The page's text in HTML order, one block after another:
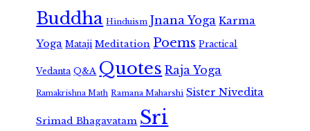
Buddha Hinduism Jnana Yoga Karma
Yoga Mataji Meditation Poems Practical
Vedanta Q&A Quotes Raja Yoga
Ramakrishna Math Ramana Maharshi Sister Nivedita
Srimad Bhagavatam Sri